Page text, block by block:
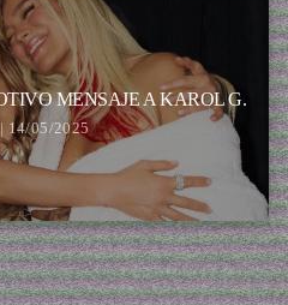
MENSAJE A KAROL G.
14/05/2025